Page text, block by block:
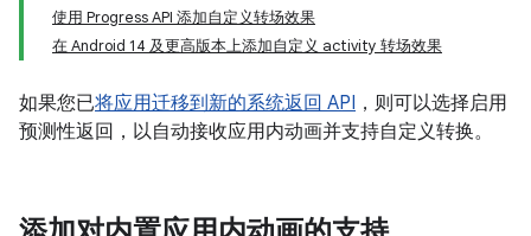
使用 Progress API 添加自定义转场效果
在 Android 14 及更高版本上添加自定义 activity 转场效果
如果您已将应用迁移到新的系统返回 API ，则可以选择启用
预测性返回，以自动接收应用内动画并支持自定义转换。